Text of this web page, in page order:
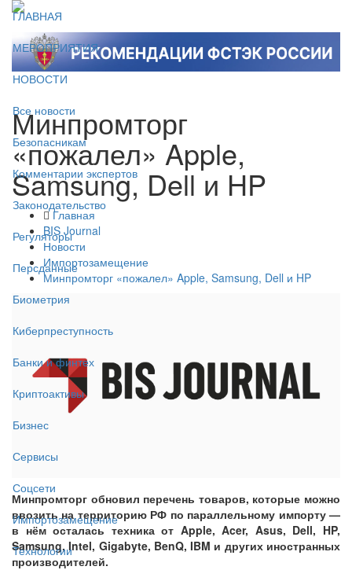
ГЛАВНАЯ
МЕРОПРИЯТИЯ
НОВОСТИ
Все новости
Безопасникам
Комментарии экспертов
Законодательство
Регуляторы
Персданные
Биометрия
Киберпреступность
Банки и финтех
Криптоактивы
Бизнес
Сервисы
Соцсети
Импортозамещение
Технологии
Минпромторг
«пожалел» Apple,
Samsung, Dell и HP
Главная
BIS Journal
Новости
Импортозамещение
Минпромторг «пожалел» Apple, Samsung, Dell и HP
Минпромторг обновил перечень товаров, которые можно
ввозить на территорию РФ по параллельному импорту —
в нём осталась техника от Apple, Acer, Asus, Dell, HP,
Samsung, Intel, Gigabyte, BenQ, IBM и других иностранных
производителей.